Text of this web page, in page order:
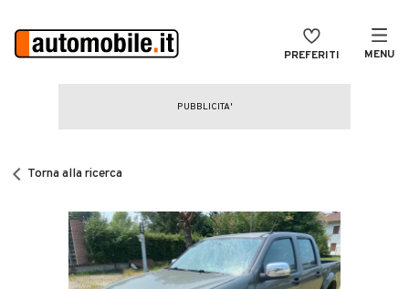
PREFERITI MENU
CERCA
Auto Nuove
Noleggio a lungo termine
Torna alla ricerca